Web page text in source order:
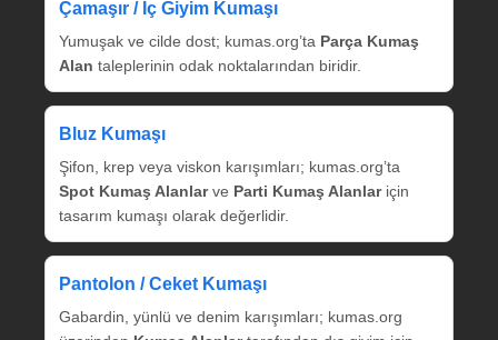
Çamaşır / İç Giyim Kumaşı
Yumuşak ve cilde dost; kumas.org’ta Parça Kumaş
Alan taleplerinin odak noktalarından biridir.
Bluz Kumaşı
Şifon, krep veya viskon karışımları; kumas.org’ta
Spot Kumaş Alanlarve Parti Kumaş Alanlariçin
tasarım kumaşı olarak değerlidir.
Pantolon / Ceket Kumaşı
Gabardin, yünlü ve denim karışımları; kumas.org